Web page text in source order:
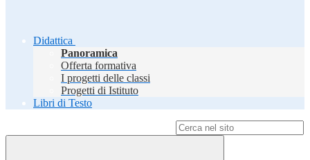
Didattica
Panoramica
Offerta formativa
I progetti delle classi
Progetti di Istituto
Libri di Testo